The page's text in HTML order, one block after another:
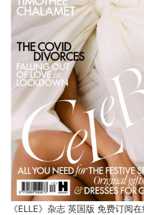
《ELLE》杂志 英国版 免费订阅